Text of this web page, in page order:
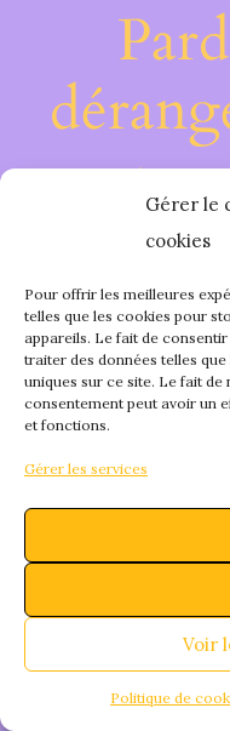
Gérer le
cookies
Pour offrir les meilleures
telles que les cookies pour
appareils. Le fait de
traiter des données telles
uniques sur ce site. Le fait
consentement peut avoir un
et fonctions.
Gérer les services
Voir
Politique de